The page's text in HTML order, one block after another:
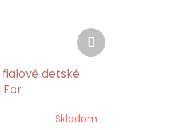
detské
For
Skladom
Ďalší
produkt